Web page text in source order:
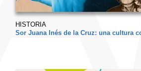
HISTORIA
Sor Juana Inés de la Cruz: una cultura